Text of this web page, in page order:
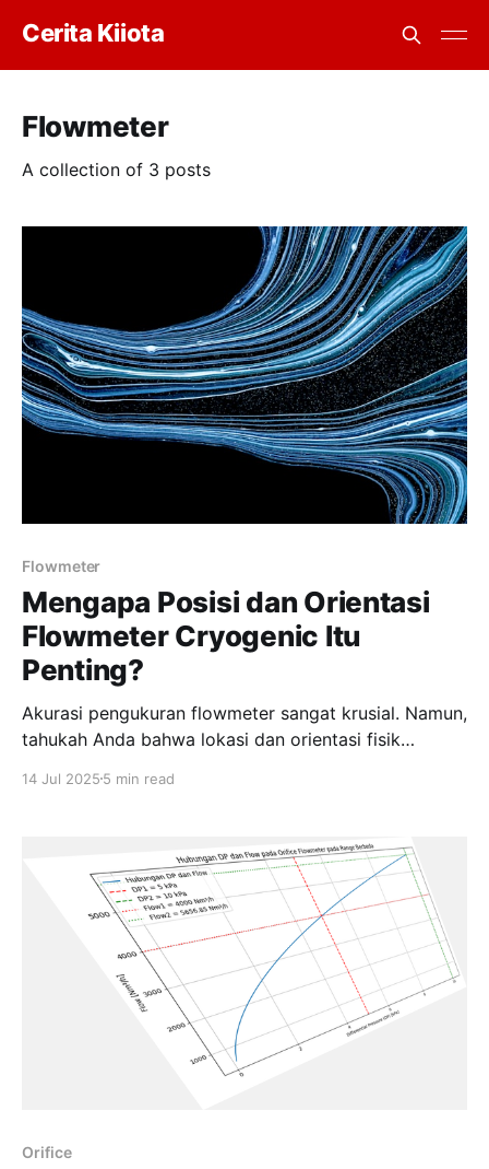
Cerita Kiiota
Flowmeter
A collection of 3 posts
Flowmeter
Mengapa Posisi dan Orientasi
Flowmeter Cryogenic Itu
Penting?
Akurasi pengukuran flowmeter sangat krusial. Namun,
tahukah Anda bahwa lokasi dan orientasi fisik
datanya?
14 Jul 2025 5 min read
Orifice